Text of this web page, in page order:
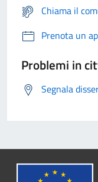
Chiama il
Prenota un
Problemi in
Segnala